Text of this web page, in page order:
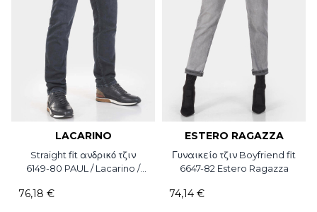
LACARINO
Straight fit ανδρικό τζιν
6149-80 PAUL / Lacarino /
76,18 €
ESTERO RAGAZZA
Γυναικείο τζιν Boyfriend fit
6647-82 Estero Ragazza
74,14 €